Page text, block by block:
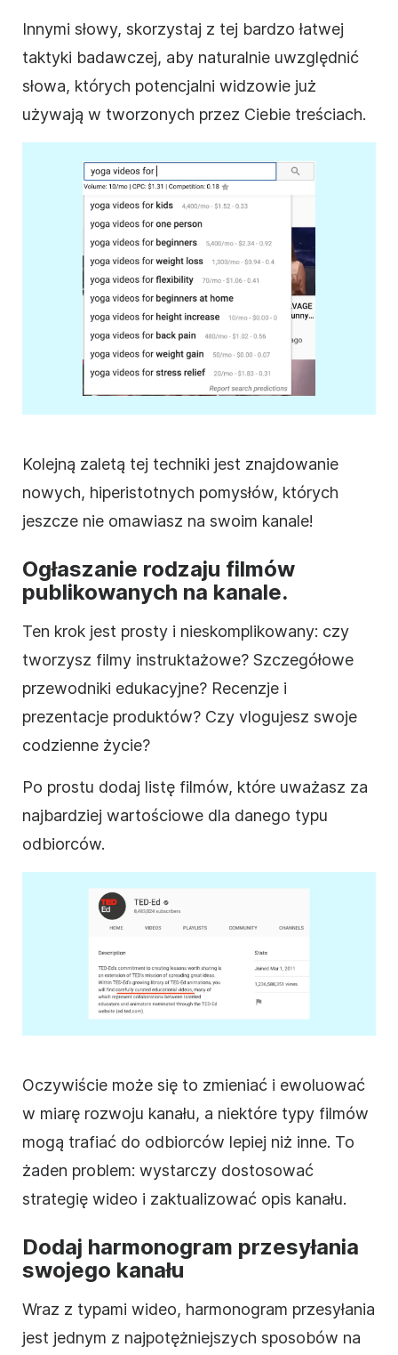
Innymi słowy, skorzystaj z tej bardzo łatwej
taktyki badawczej, aby naturalnie uwzględnić
słowa, których potencjalni widzowie już
używają w tworzonych przez Ciebie treściach.
Kolejną zaletą tej techniki jest znajdowanie
nowych, hiperistotnych pomysłów, których
jeszcze nie omawiasz na swoim kanale!
Ogłaszanie rodzaju filmów
publikowanych na kanale.
Ten krok jest prosty i nieskomplikowany: czy
tworzysz filmy instruktażowe? Szczegółowe
przewodniki edukacyjne? Recenzje i
prezentacje produktów? Czy vlogujesz swoje
codzienne życie?
Po prostu dodaj listę filmów, które uważasz za
najbardziej wartościowe dla danego typu
odbiorców.
Oczywiście może się to zmieniać i ewoluować
w miarę rozwoju kanału, a niektóre typy filmów
mogą trafiać do odbiorców lepiej niż inne. To
żaden problem: wystarczy dostosować
strategię wideo i zaktualizować opis kanału.
Dodaj harmonogram przesyłania
swojego kanału
Wraz z typami wideo, harmonogram przesyłania
jest jednym z najpotężniejszych sposobów na